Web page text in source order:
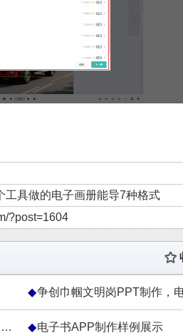
工具做的电子画册能导7种格式
?post=1604
争创巾帼文明岗PPT制作，电子杂志制作，
电子书APP制作样例展示